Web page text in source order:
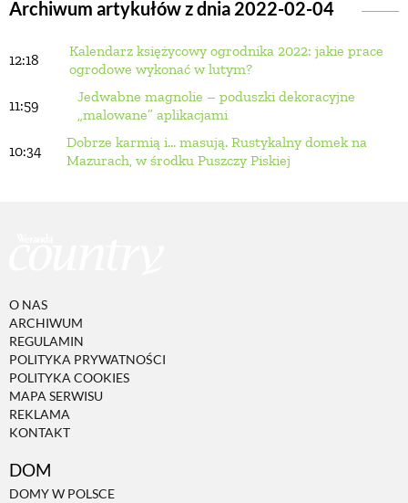
Archiwum artykułów z dnia 2022-02-04
12:18
Kalendarz księżycowy ogrodnika 2022: jakie prace
ogrodowe wykonać w lutym?
11:59
Jedwabne magnolie – poduszki dekoracyjne
„malowane” aplikacjami
10:34
Dobrze karmią i... masują. Rustykalny domek na
Mazurach, w środku Puszczy Piskiej
O NAS
ARCHIWUM
REGULAMIN
POLITYKA PRYWATNOŚCI
POLITYKA COOKIES
MAPA SERWISU
REKLAMA
KONTAKT
DOM
DOMY W POLSCE
BUDUJEMY DOM
OGRÓD
WARZYWA I OWOCE
PROJEKTOWANIE OGRODU